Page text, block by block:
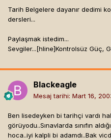
Tarih Belgelere dayanır dedimi
dersleri...
Paylaşmak istedim...
Sevgiler...[hline]Kontrolsüz Güç,
Blackeagle
Mesaj tarihi: Mart 16,
Ben lisedeyken bi tarihçi vardı
görüyodu..Sınavlarda sınıfın
hoca..iyi kalpli bi adamdı..Bak